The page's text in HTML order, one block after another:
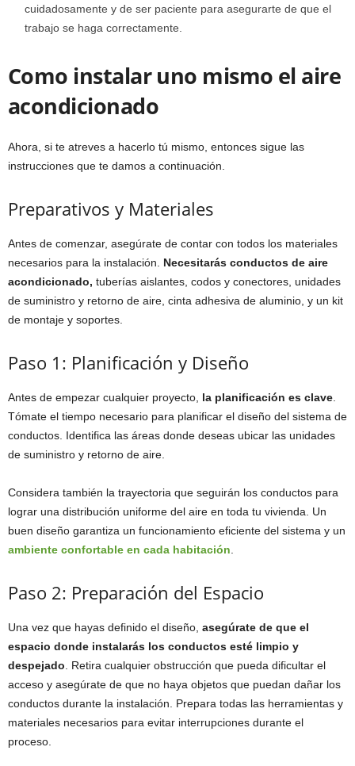
cuidadosamente y de ser paciente para asegurarte de que el
trabajo se haga correctamente.
Como instalar uno mismo el aire
acondicionado
Ahora, si te atreves a hacerlo tú mismo, entonces sigue las
instrucciones que te damos a continuación.
Preparativos y Materiales
Antes de comenzar, asegúrate de contar con todos los materiales
necesarios para la instalación. Necesitarás conductos de aire
acondicionado, tuberías aislantes, codos y conectores, unidades
de suministro y retorno de aire, cinta adhesiva de aluminio, y un kit
de montaje y soportes.
Paso 1: Planificación y Diseño
Antes de empezar cualquier proyecto, la planificación es clave
Tómate el tiempo necesario para planificar el diseño del sistema de
conductos. Identifica las áreas donde deseas ubicar las unidades
de suministro y retorno de aire.
Considera también la trayectoria que seguirán los conductos para
lograr una distribución uniforme del aire en toda tu vivienda. Un
buen diseño garantiza un funcionamiento eficiente del sistema y un
ambiente confortable en cada habitación
Paso 2: Preparación del Espacio
Una vez que hayas definido el diseño, asegúrate de que el
espacio donde instalarás los conductos esté limpio y
despejado . Retira cualquier obstrucción que pueda dificultar el
acceso y asegúrate de que no haya objetos que puedan dañar los
conductos durante la instalación. Prepara todas las herramientas y
materiales necesarios para evitar interrupciones durante el
proceso.